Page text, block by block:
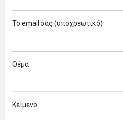
Το email σας (υποχρεωτικό)
Θέμα
Κείμενο